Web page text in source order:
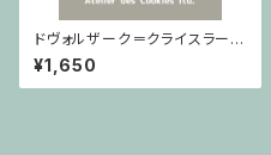
ドヴォルザーク＝クライスラー：
スラヴ幻想曲 ロ短調 from Op.
55-4, Op.75 / ヴァイオリンと
ピアノ
¥1,650